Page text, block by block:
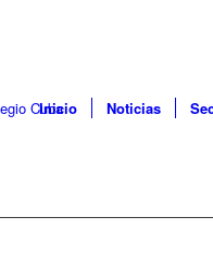
Inicio Noticias